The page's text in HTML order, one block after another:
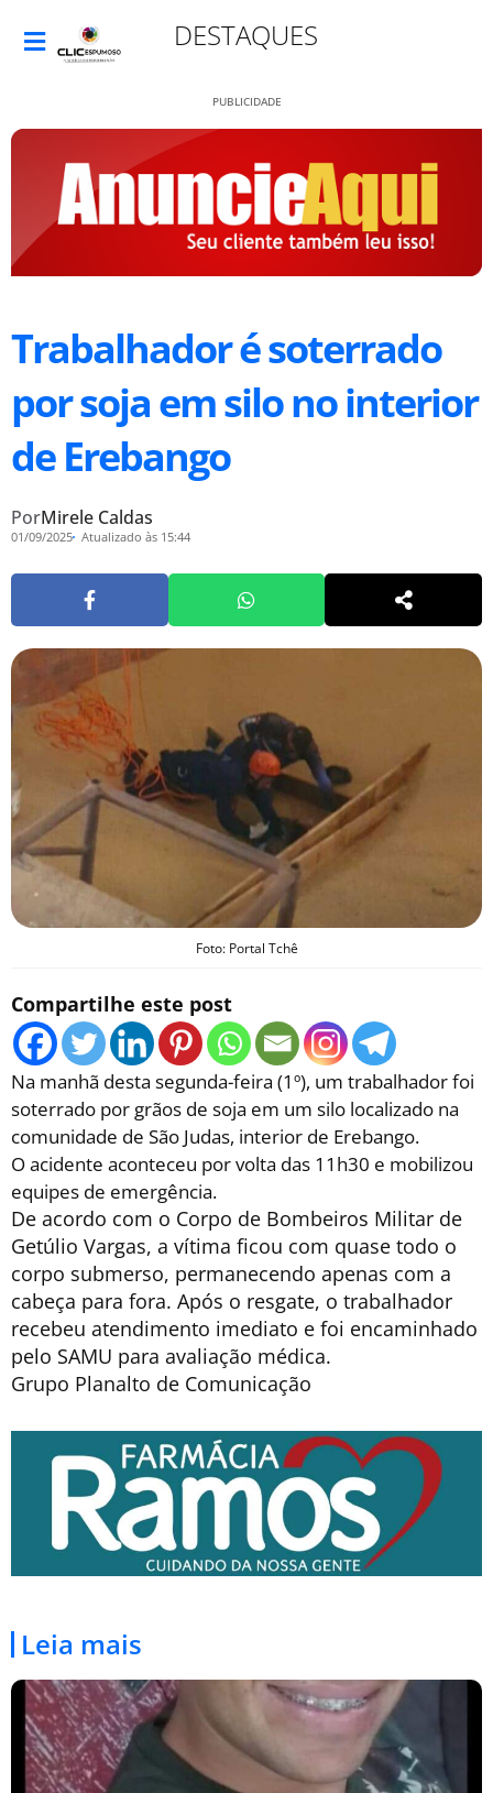
DESTAQUES
PUBLICIDADE
Trabalhador é soterrado
por soja em silo no interior
de Erebango
PorMirele Caldas
01/09/2025 Atualizado às 15:44
Foto: Portal Tchê
Compartilhe este post
Na manhã desta segunda-feira (1º), um trabalhador foi
soterrado por grãos de soja em um silo localizado na
comunidade de São Judas, interior de Erebango.
O acidente aconteceu por volta das 11h30 e mobilizou
equipes de emergência.
De acordo com o Corpo de Bombeiros Militar de
Getúlio Vargas, a vítima ficou com quase todo o
corpo submerso, permanecendo apenas com a
cabeça para fora. Após o resgate, o trabalhador
recebeu atendimento imediato e foi encaminhado
pelo SAMU para avaliação médica.
Grupo Planalto de Comunicação
Leia mais